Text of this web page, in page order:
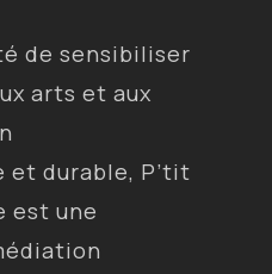
de sensibiliser
arts et aux
durable, P’tit
est une